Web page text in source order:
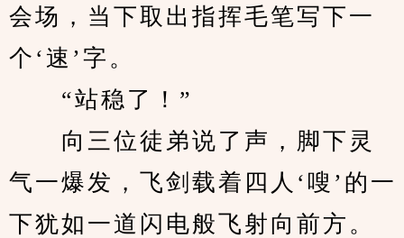
会场，当下取出指挥毛笔写下一
个‘速’字。
“站稳了！”
向三位徒弟说了声，脚下灵
气一爆发，飞剑载着四人‘嗖’的一
下犹如一道闪电般飞射向前方。